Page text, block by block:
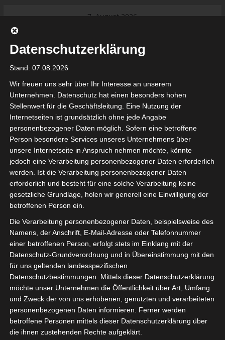
7. August 2026
beginnt am 22. und 23. August
2026 (Update)
Meisterschaft an
Ligue 1 Pro: Spielplan der ersten 15
Spieltage der Saison 2026/2027
Ligue 2 Pro Tunesien 2026/2027 –
Saison beginnt am am 19./20.
September 2026
Internationaler Sportgerichtshof
lehnt Eilverfahren ab – AS Soliman
steuert auf die Ligue 2 zu
tunesienfussball.de
Tunesien Ligafußball
von Google Adsense (Google Ireland Limited, Gordon House, Barrow
Ireland) benötigen wir laut DSGVO Ihre Zustimmung. Es werden seitens
Daten erhoben, verarbeitet und gespeichert. Welche Daten genau
bitte den Datenschutzbedingungen.
Google Adsenseist deaktiviert. ✓ Erlauben Datenschutzbedingungen
Sie befinden sich hier:Startseite»News»Fußball»
Welt» Afrika»Tunesien »Ligen»Ligue 1»2025/2026
Ligue 1 Pro Tunesien 2025/2026 – 30. Spieltag – Club
Africain ist Meister
Datenschutzerklärung
Stand: 07.08.2026
Wir freuen uns sehr über Ihr Interesse an unserem
Unternehmen. Datenschutz hat einen besonders hohen
Stellenwert für die Geschäftsleitung. Eine Nutzung der
Internetseiten ist grundsätzlich ohne jede Angabe
personenbezogener Daten möglich. Sofern eine betroffene
Person besondere Services unseres Unternehmens über
unsere Internetseite in Anspruch nehmen möchte, könnte
jedoch eine Verarbeitung personenbezogener Daten erforderlich
werden. Ist die Verarbeitung personenbezogener Daten
erforderlich und besteht für eine solche Verarbeitung keine
gesetzliche Grundlage, holen wir generell eine Einwilligung der
betroffenen Person ein.
Die Verarbeitung personenbezogener Daten, beispielsweise des
Namens, der Anschrift, E-Mail-Adresse oder Telefonnummer
einer betroffenen Person, erfolgt stets im Einklang mit der
Datenschutz-Grundverordnung und in Übereinstimmung mit den
für uns geltenden landesspezifischen
Datenschutzbestimmungen. Mittels dieser Datenschutzerklärung
möchte unser Unternehmen die Öffentlichkeit über Art, Umfang
und Zweck der von uns erhobenen, genutzten und verarbeiteten
personenbezogenen Daten informieren. Ferner werden
betroffene Personen mittels dieser Datenschutzerklärung über
die ihnen zustehenden Rechte aufgeklärt.